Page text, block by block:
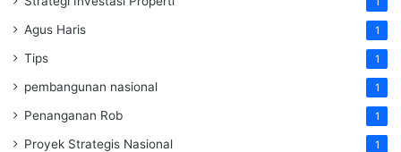
Agus Haris 1
Tips 1
pembangunan nasional 1
Penanganan Rob 1
Proyek Strategis Nasional 1